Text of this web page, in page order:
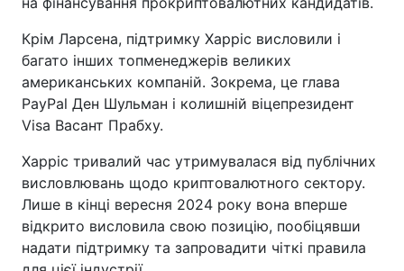
Крім Ларсена, підтримку Харріс висловили і
багато інших топменеджерів великих
американських компаній. Зокрема, це глава
PayPal Ден Шульман і колишній віцепрезидент
Visa Васант Прабху.
Харріс тривалий час утримувалася від публічних
висловлювань щодо криптовалютного сектору.
Лише в кінці вересня 2024 року вона вперше
відкрито висловила свою позицію, пообіцявши
надати підтримку та запровадити чіткі правила